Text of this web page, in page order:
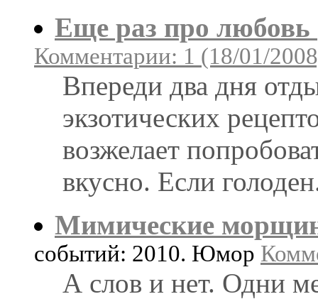
Еще раз про
Комментарии: 1 (18/01/
Впереди два дня
экзотических
возжелает
вкусно. Если
Мимические
событий: 2010. Юмор
А слов и нет. Одни